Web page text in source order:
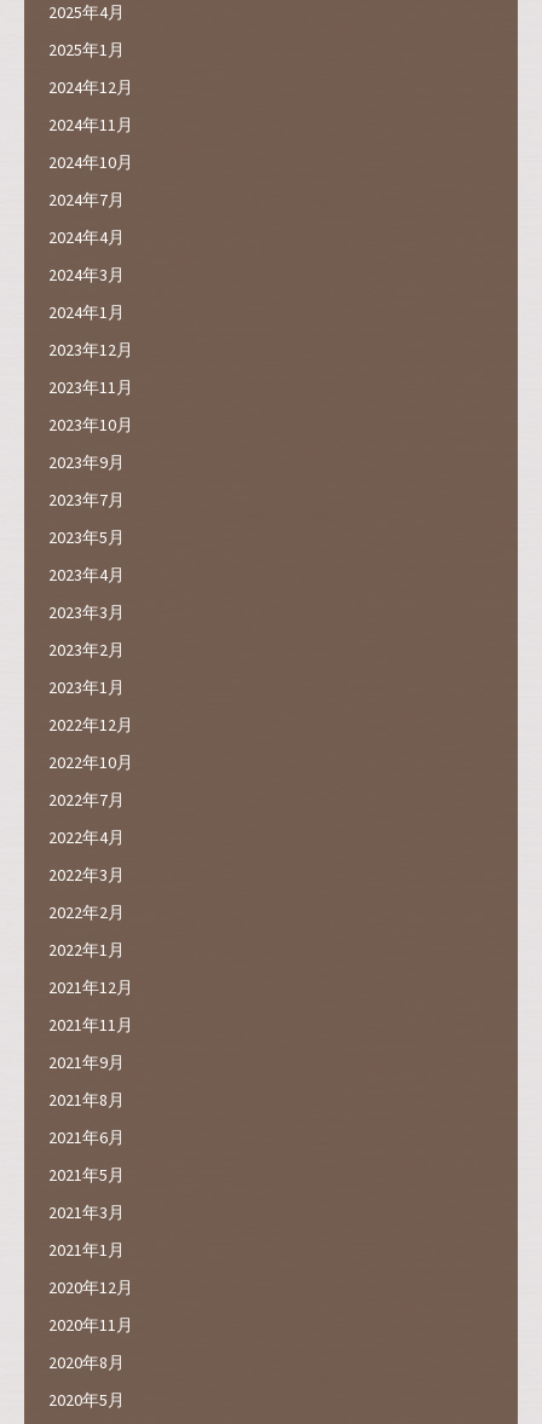
2025年4月
2025年1月
2024年12月
2024年11月
2024年10月
2024年7月
2024年4月
2024年3月
2024年1月
2023年12月
2023年11月
2023年10月
2023年9月
2023年7月
2023年5月
2023年4月
2023年3月
2023年2月
2023年1月
2022年12月
2022年10月
2022年7月
2022年4月
2022年3月
2022年2月
2022年1月
2021年12月
2021年11月
2021年9月
2021年8月
2021年6月
2021年5月
2021年3月
2021年1月
2020年12月
2020年11月
2020年8月
2020年5月